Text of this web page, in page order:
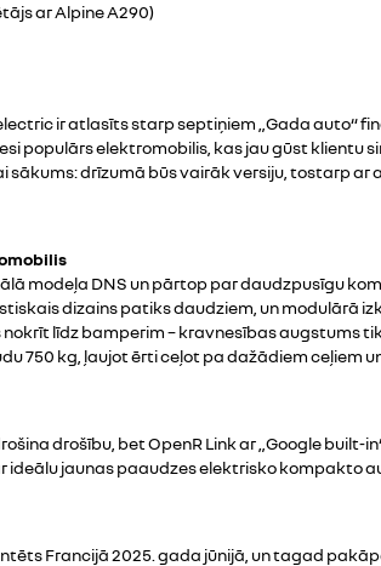
ar Alpine A290)
electric ir atlasīts starp septiņiem „Gada
populārs elektromobilis, kas jau gūst
drīzumā būs vairāk versiju, tostarp
modeļa DNS un pārtop par daudzpusīgu
dizains patiks daudziem, un modulārā
līdz bamperim – kravnesības augstums
750 kg, ļaujot ērti ceļot pa dažādiem ceļiem
drošību, bet OpenR Link ar „Google
ideālu jaunas paaudzes elektrisko kompakto
Francijā 2025. gada jūnijā, un tagad